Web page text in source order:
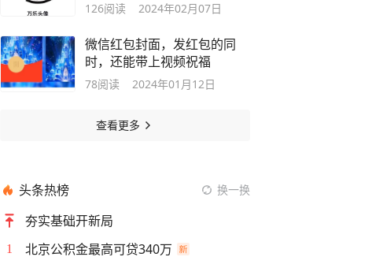
126阅读 2024年02月07日
微信红包封面，发红包的同
时，还能带上视频祝福
78阅读 2024年01月12日
查看更多
头条热榜 换一换
夯实基础开新局
1 北京公积金最高可贷340万